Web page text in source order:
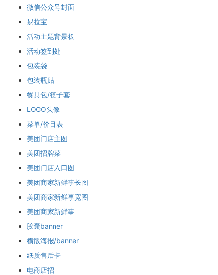
微信公众号封面
易拉宝
活动主题背景板
活动签到处
包装袋
包装瓶贴
餐具包/筷子套
LOGO头像
菜单/价目表
美团门店主图
美团招牌菜
美团门店入口图
美团商家新鲜事长图
美团商家新鲜事宽图
美团商家新鲜事
胶囊banner
横版海报/banner
纸质售后卡
电商店招